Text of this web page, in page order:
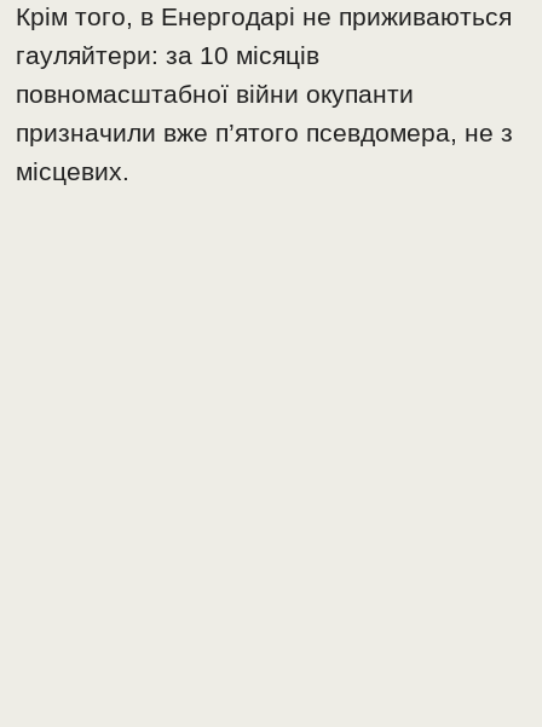
Крім того, в Енергодарі не приживаються
гауляйтери: за 10 місяців
повномасштабної війни окупанти
призначили вже п’ятого псевдомера, не з
місцевих.